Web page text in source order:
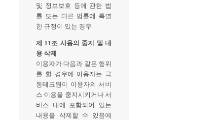
및 정보보호 등에 관한 법
률 또는 다른 법률에 특별
한 규정이 있는 경우
제 11조 사용의 중지 및 내
용 삭제
이용자가 다음과 같은 행위
를 할 경우에 이용자는 극
동테크원이 이용자의 서비
스 이용을 중지시키거나 서
비스 내에 포함되어 있는
내용을 삭제할 수 있음에